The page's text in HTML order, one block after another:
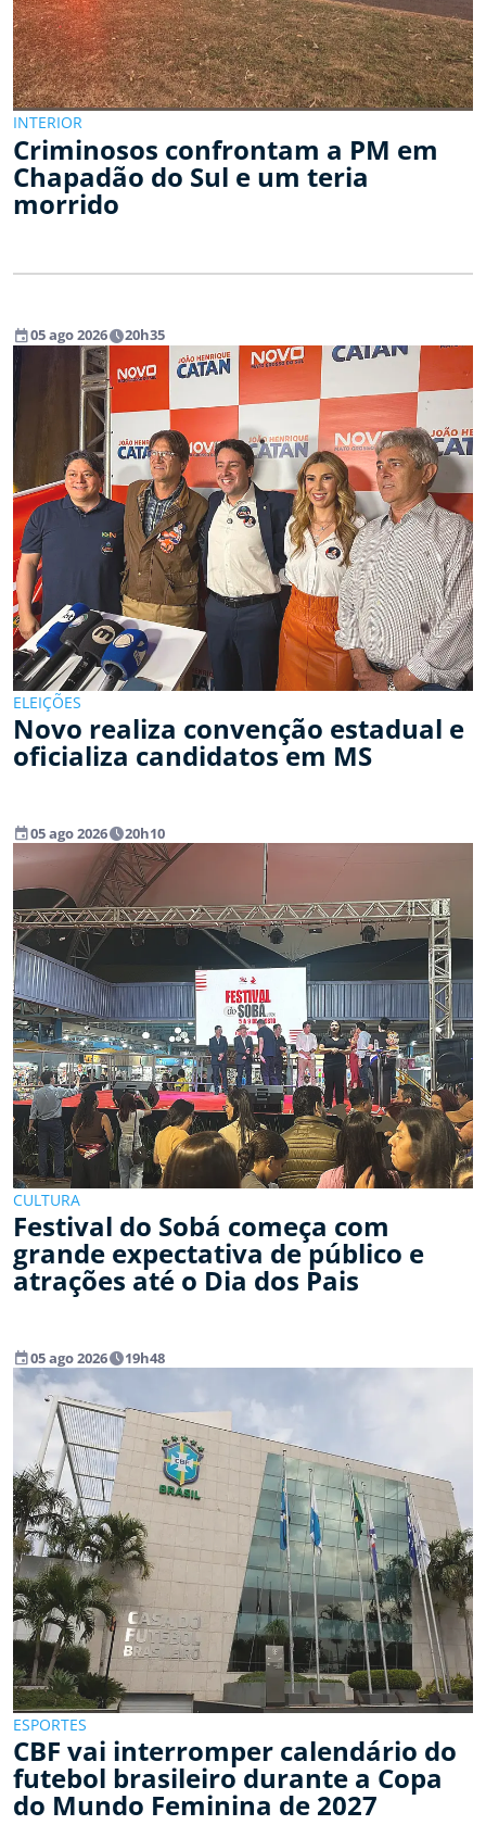
INTERIOR
Criminosos confrontam a PM em
Chapadão do Sul e um teria
morrido
event05 ago 2026watch_later20h35
ELEIÇÕES
Novo realiza convenção estadual e
oficializa candidatos em MS
event05 ago 2026watch_later20h10
CULTURA
Festival do Sobá começa com
grande expectativa de público e
atrações até o Dia dos Pais
event05 ago 2026watch_later19h48
ESPORTES
CBF vai interromper calendário do
futebol brasileiro durante a Copa
do Mundo Feminina de 2027